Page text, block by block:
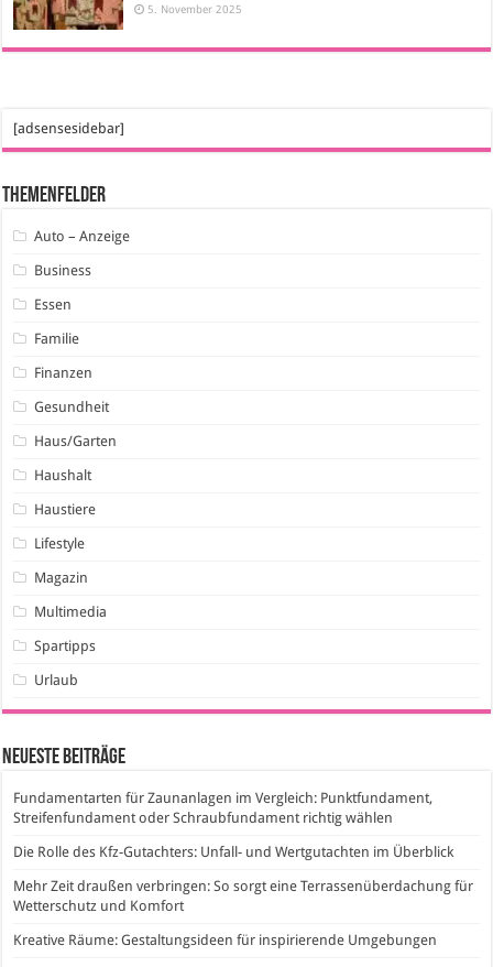
5. November 2025
[adsensesidebar]
Themenfelder
Auto – Anzeige
Business
Essen
Familie
Finanzen
Gesundheit
Haus/Garten
Haushalt
Haustiere
Lifestyle
Magazin
Multimedia
Spartipps
Urlaub
Neueste Beiträge
Fundamentarten für Zaunanlagen im Vergleich: Punktfundament,
Streifenfundament oder Schraubfundament richtig wählen
Die Rolle des Kfz-Gutachters: Unfall- und Wertgutachten im Überblick
Mehr Zeit draußen verbringen: So sorgt eine Terrassenüberdachung für
Wetterschutz und Komfort
Kreative Räume: Gestaltungsideen für inspirierende Umgebungen